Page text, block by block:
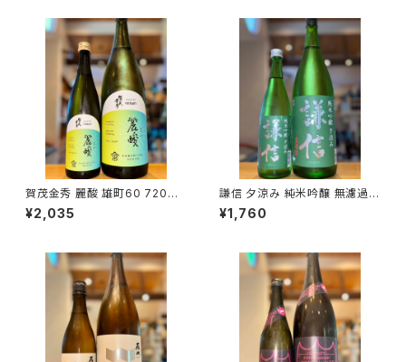
賀茂金秀 麗酸 雄町60 720ml
１本（金光酒造・広島県東広島市
黒瀬町）
¥2,035
謙信 夕涼み 純米吟醸 無濾過生
720ml１本（池田屋酒造・新潟
県糸魚川市新鉄）
¥1,760